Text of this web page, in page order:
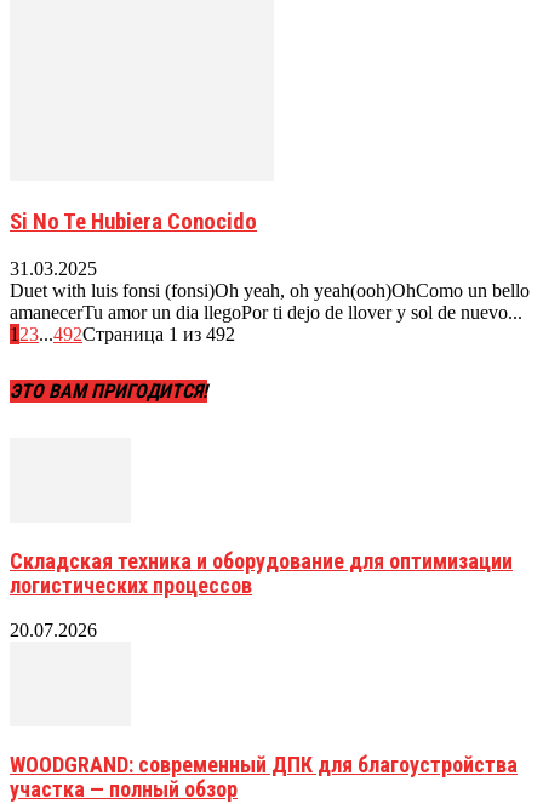
Si No Te Hubiera Conocido
31.03.2025
Duet with luis fonsi (fonsi)Oh yeah, oh yeah(ooh)OhComo un bello
amanecerTu amor un dia llegoPor ti dejo de llover y sol de nuevo...
1 23...492Страница 1 из 492
ЭТО ВАМ ПРИГОДИТСЯ!
Складская техника и оборудование для оптимизации
логистических процессов
20.07.2026
WOODGRAND: современный ДПК для благоустройства
участка — полный обзор